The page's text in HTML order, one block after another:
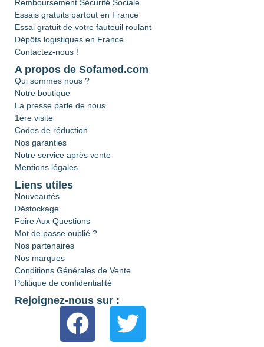
Remboursement Sécurité Sociale
Essais gratuits partout en France
Essai gratuit de votre fauteuil roulant
Dépôts logistiques en France
Contactez-nous !
A propos de Sofamed.com
Qui sommes nous ?
Notre boutique
La presse parle de nous
1ère visite
Codes de réduction
Nos garanties
Notre service après vente
Mentions légales
Liens utiles
Nouveautés
Déstockage
Foire Aux Questions
Mot de passe oublié ?
Nos partenaires
Nos marques
Conditions Générales de Vente
Politique de confidentialité
Rejoignez-nous sur :